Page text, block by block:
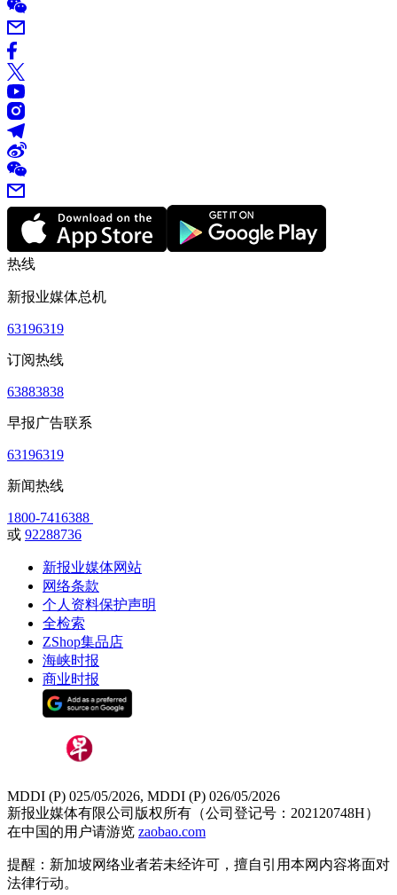
热线
新报业媒体总机
63196319
订阅热线
63883838
早报广告联系
63196319
新闻热线
1800-7416388
或 92288736
新报业媒体网站
网络条款
个人资料保护声明
全检索
ZShop集品店
海峡时报
商业时报
MDDI (P) 025/05/2026, MDDI (P) 026/05/2026
新报业媒体有限公司版权所有（公司登记号：202120748H）
在中国的用户请游览 zaobao.com
提醒：新加坡网络业者若未经许可，擅自引用本网内容将面对
法律行动。